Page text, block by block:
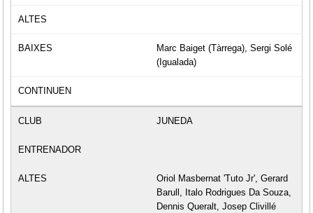
Marc Baiget (Tàrrega), Sergi Solé
(Igualada)
JUNEDA
Oriol Masbernat 'Tuto Jr', Gerard
Barull, Italo Rodrigues Da Souza,
Dennis Queralt, Josep Clivillé